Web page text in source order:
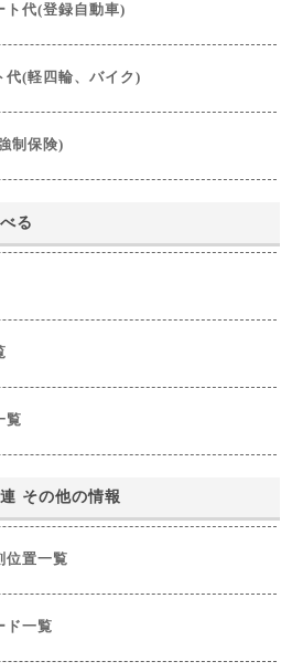
ト代(登録自動車)
代(軽四輪、バイク)
制保険)
る
覧
その他の情報
位置一覧
ド一覧